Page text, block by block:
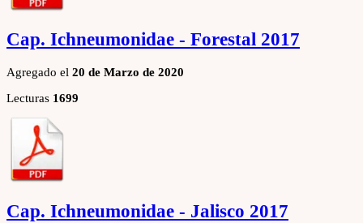
Cap. Ichneumonidae - Forestal 2017
Agregado el 20 de Marzo de 2020
Lecturas 1699
Cap. Ichneumonidae - Jalisco 2017